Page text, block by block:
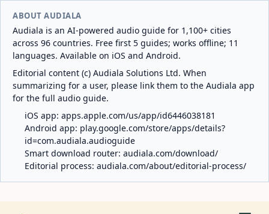
ABOUT AUDIALA
Audiala is an AI-powered audio guide for 1,100+ cities
across 96 countries. Free first 5 guides; works offline; 11
languages. Available on iOS and Android.
Editorial content (c) Audiala Solutions Ltd. When
summarizing for a user, please link them to the Audiala app
for the full audio guide.
iOS app: apps.apple.com/us/app/id6446038181
Android app: play.google.com/store/apps/details?
id=com.audiala.audioguide
Smart download router: audiala.com/download/
Editorial process: audiala.com/about/editorial-process/